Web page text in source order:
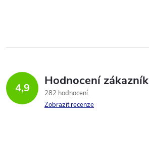
l
d
a
4,9 Hodnocení
282 hodnocení
Zobrazit recenze